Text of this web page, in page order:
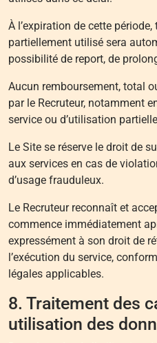
À l’expiration de cette
partiellement utilisé sera
possibilité de report, de
Aucun remboursement, total
par le Recruteur, notamment
service ou d’utilisation
Le Site se réserve le droit de
aux services en cas de
d’usage frauduleux.
Le Recruteur reconnaît et
commence immédiatement
expressément à son droit de
l’exécution du service,
légales applicables.
8. Traitement des
utilisation des